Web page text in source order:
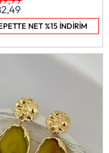
NET %15 İNDİRİM